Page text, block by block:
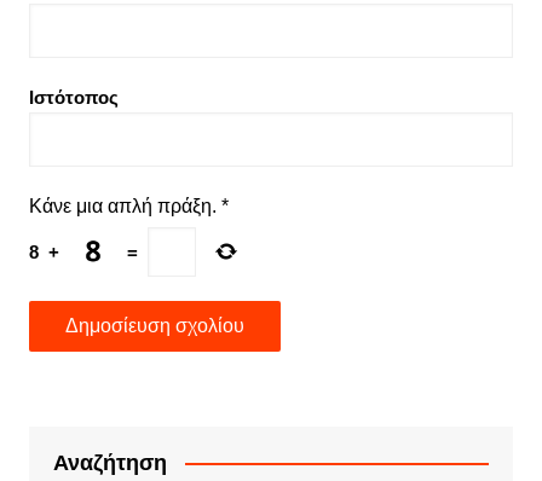
Ιστότοπος
Κάνε μια απλή πράξη. *
8 + =
Αναζήτηση